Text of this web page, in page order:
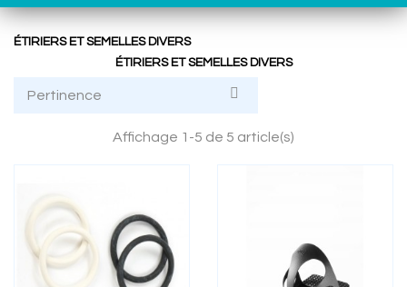
ÉTIRIERS ET SEMELLES DIVERS
ÉTIRIERS ET SEMELLES DIVERS
Pertinence 
Affichage 1-5 de 5 article(s)